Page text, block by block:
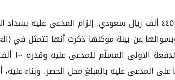
فسخ العقد. إلزام المدعى عليه بسداد كامل قيمة العقد المقدرة بمبلغ
سعودي هذه دعواي.) وبسؤالها عن بينة موكلها ذكرت
وقدره